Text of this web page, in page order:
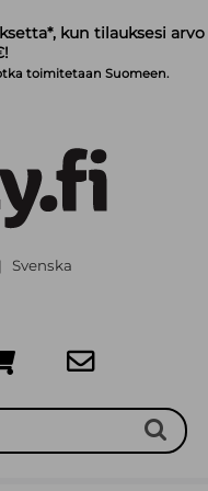
kun tilauksesi arvo
toimitetaan Suomeen.
| Svenska